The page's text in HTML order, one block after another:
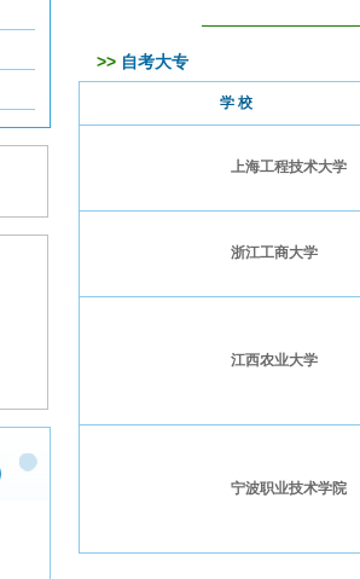
>> 自考大专
学 校
上海工程技术大学
浙江工商大学
江西农业大学
宁波职业技术学院